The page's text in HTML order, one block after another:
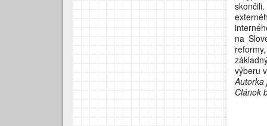
na
výberu
Článok